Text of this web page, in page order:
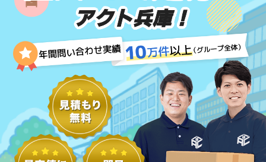
アクト兵庫！